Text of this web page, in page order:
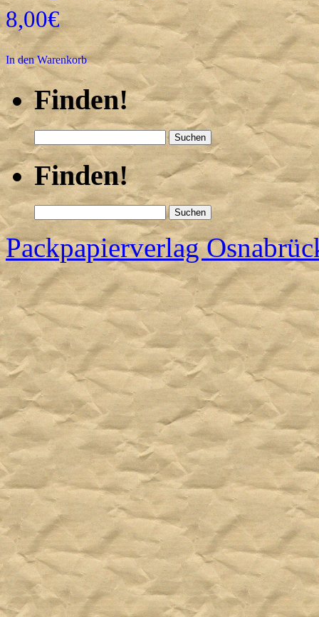
8,00€
In den Warenkorb
Finden!
Suchen
nach:
Finden!
Suchen
nach:
Packpapierverlag